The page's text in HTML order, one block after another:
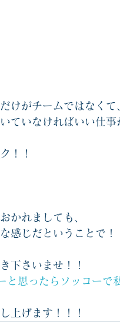
けがチームではなく
ていなければいい仕
！！
かれましても、
感じだということで！
下さいませ！！
と思ったらソッコーで
上げます！！！